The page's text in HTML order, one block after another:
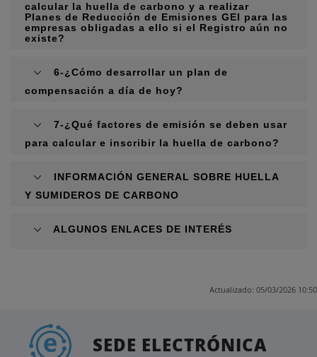
calcular la huella de carbono y a realizar
Planes de Reducción de Emisiones GEI para las
empresas obligadas a ello si el Registro aún no
existe?
6-¿Cómo desarrollar un plan de
compensación a día de hoy?
7-¿Qué factores de emisión se deben usar
para calcular e inscribir la huella de carbono?
INFORMACIÓN GENERAL SOBRE HUELLA
Y SUMIDEROS DE CARBONO
ALGUNOS ENLACES DE INTERÉS
Actualizado: 05/03/2026 10:50
SEDE ELECTRÓNICA